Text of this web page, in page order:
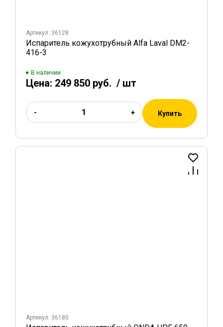
Артикул: 36128
Испаритель кожухотрубный Alfa Laval DM2-
416-3
В наличии
Цена: 249 850 руб. / шт
- + Купить
Артикул: 36180